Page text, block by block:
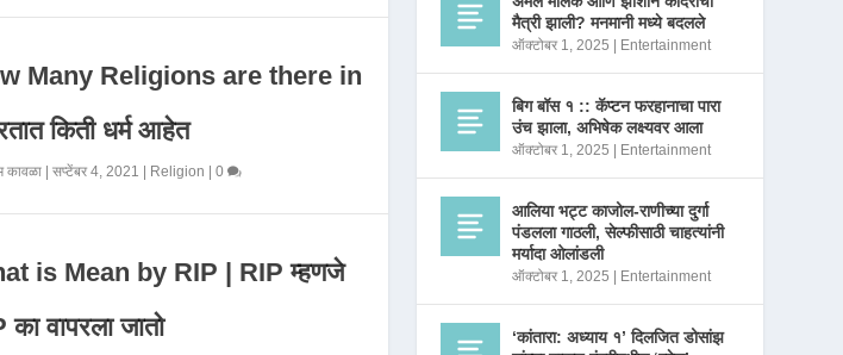
Many Religions are there in
किती धर्म आहेत
कावळा| सप्टेंबर 4, 2021 Religion 0
is Mean by RIP | RIP म्हणजे
वापरला जातो
मैत्री झाली? मनमानी मध्ये बदलले
ऑक्टोबर 1, 2025 Entertainment
बिग बॉस १ :: कॅप्टन फरहानाचा पारा
उंच झाला, अभिषेक लक्ष्यवर आला
ऑक्टोबर 1, 2025 Entertainment
आलिया भट्ट काजोल-राणीच्या दुर्गा
पंडलला गाठली, सेल्फीसाठी चाहत्यांनी
मर्यादा ओलांडली
ऑक्टोबर 1, 2025 Entertainment
‘कांतारा: अध्याय १’ दिलजित डोसांझ